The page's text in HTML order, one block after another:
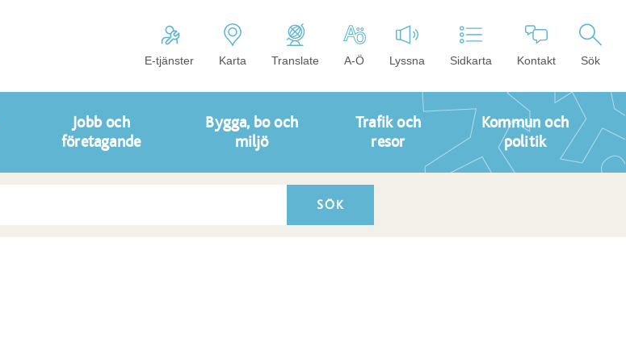
E-tjänster Karta Translate A-Ö Lyssna Sidkarta Kontakt Sök
Jobb och
företagande
Bygga, bo och
miljö
Trafik och
resor
Kommun och
politik